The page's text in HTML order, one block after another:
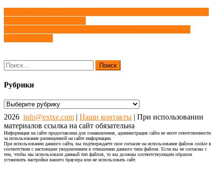
Навигация
по
записям
Найти:
Рубрики
Рубрики
2026 info@extxe.com Наши контакты | При использовании
материалов ссылка на сайт обязательна
Информация на сайте предоставлена для ознакомления, администрация сайта не несет ответственности
за использование размещенной на сайте информации.
При использовании данного сайта, вы подтверждаете свое согласие на использование файлов cookie в
соответствии с настоящим уведомлением в отношении данного типа файлов. Если вы не согласны с
тем, чтобы мы использовали данный тип файлов, то вы должны соответствующим образом
установить настройки вашего браузера или не использовать сайт.